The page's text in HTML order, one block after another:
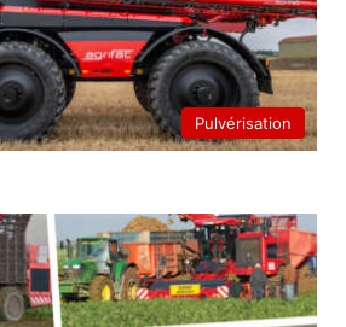
Pulvérisation